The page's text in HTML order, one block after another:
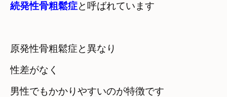
続発性骨粗鬆症と呼ばれています
原発性骨粗鬆症と異なり
性差がなく
男性でもかかりやすいのが特徴です